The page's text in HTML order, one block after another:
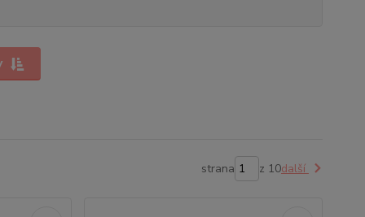
strana z 10další